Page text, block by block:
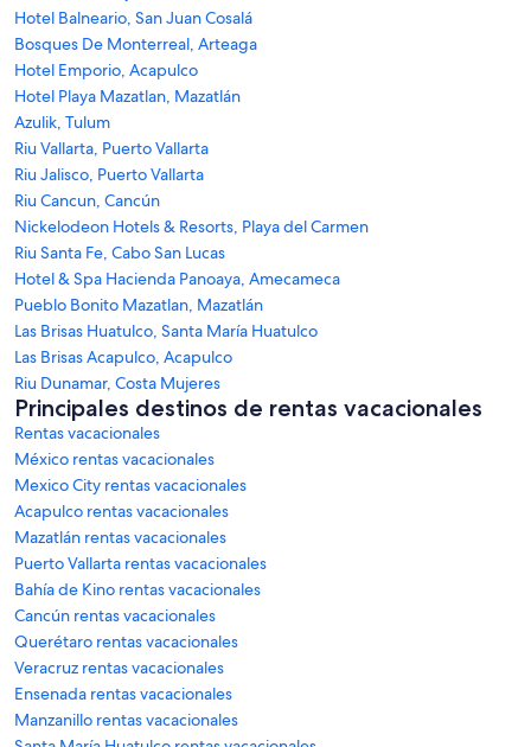
Hotel Balneario, San Juan Cosalá
Bosques De Monterreal, Arteaga
Hotel Emporio, Acapulco
Hotel Playa Mazatlan, Mazatlán
Azulik, Tulum
Riu Vallarta, Puerto Vallarta
Riu Jalisco, Puerto Vallarta
Riu Cancun, Cancún
Nickelodeon Hotels & Resorts, Playa del Carmen
Riu Santa Fe, Cabo San Lucas
Hotel & Spa Hacienda Panoaya, Amecameca
Pueblo Bonito Mazatlan, Mazatlán
Las Brisas Huatulco, Santa María Huatulco
Las Brisas Acapulco, Acapulco
Riu Dunamar, Costa Mujeres
Principales destinos de rentas vacacionales
Rentas vacacionales
México rentas vacacionales
Mexico City rentas vacacionales
Acapulco rentas vacacionales
Mazatlán rentas vacacionales
Puerto Vallarta rentas vacacionales
Bahía de Kino rentas vacacionales
Cancún rentas vacacionales
Querétaro rentas vacacionales
Veracruz rentas vacacionales
Ensenada rentas vacacionales
Manzanillo rentas vacacionales